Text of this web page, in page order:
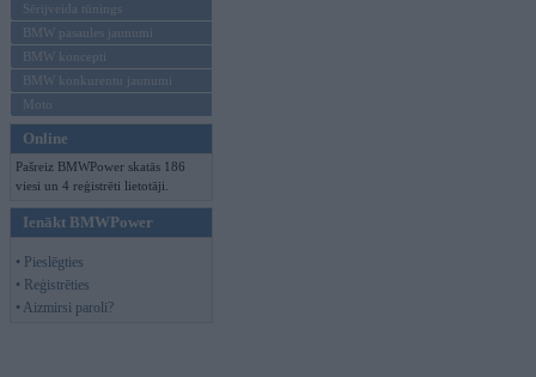
Sērijveida tūnings
BMW pasaules jaunumi
BMW koncepti
BMW konkurentu jaunumi
Moto
Online
Pašreiz BMWPower skatās 186
viesi un 4 reģistrēti lietotāji.
Ienākt BMWPower
• Pieslēgties
• Reģistrēties
• Aizmirsi paroli?